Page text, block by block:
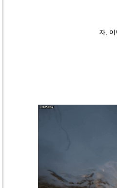
자, 이